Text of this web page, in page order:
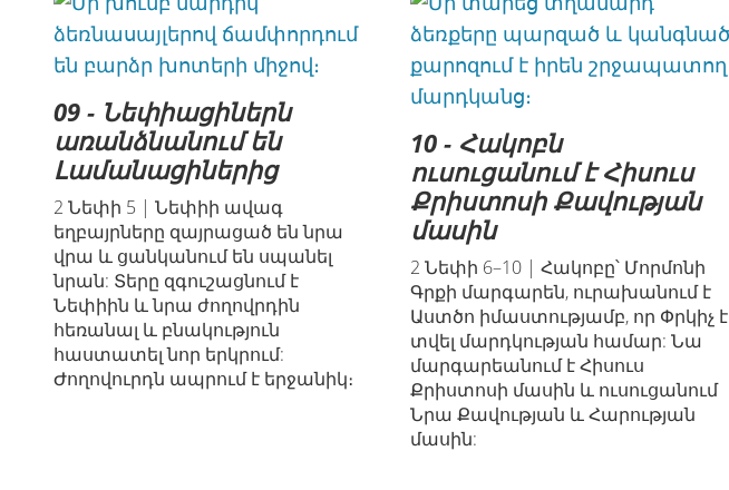
09 - Նեփիացիներն
առանձնանում են
Լամանացիներից
2 Նեփի 5 | Նեփիի ավագ
եղբայրները զայրացած են նրա
վրա և ցանկանում են սպանել
նրան: Տերը զգուշացնում է
Նեփիին և նրա ժողովրդին
հեռանալ և բնակություն
հաստատել նոր երկրում:
Ժողովուրդն ապրում է երջանիկ։
10 - Հակոբն
ուսուցանում է Հիսուս
Քրիստոսի Քավության
մասին
2 Նեփի 6–10 | Հակոբը՝ Մորմոնի
Գրքի մարգարեն, ուրախանում է
Աստծո իմաստությամբ, որ Փրկիչ է
տվել մարդկության համար: Նա
մարգարեանում է Հիսուս
Քրիստոսի մասին և ուսուցանում
Նրա Քավության և Հարության
մասին: